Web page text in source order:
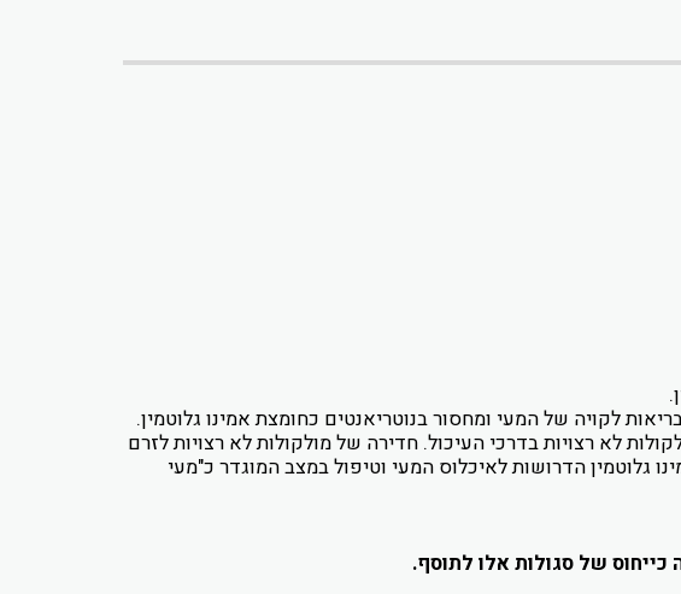
לקויה של המעי ומחסור בנוטריאנטים כחומצת אמינו גלוטמין.
לא רצויות בדרכי העיכול. חדירה של מולקולות לא רצויות לזרם
גלוטמין הדרושות לאיכלוס המעי וטיפול במצב המוגדר כ"מעי
כייחוס של סגולות אלו לתוסף.